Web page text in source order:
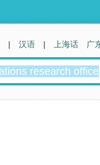
| 汉语 | 上海话 广